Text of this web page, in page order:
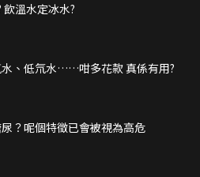
飲溫水定冰水?
、低氘水……咁多花款 真係有用?
？呢個特徵已會被視為高危